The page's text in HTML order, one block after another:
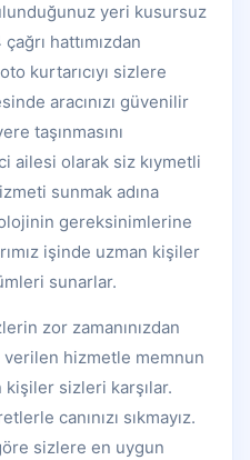
yeri kusursuz
hattımızdan
kurtarıcıyı sizlere
aracınızı güvenilir
taşınmasını
ailesi olarak siz kıymetli
sunmak adına
gereksinimlerine
işinde uzman kişiler
sunarlar.
zor zamanınızdan
hizmetle memnun
kişiler sizleri karşılar.
canınızı sıkmayız.
sizlere en uygun